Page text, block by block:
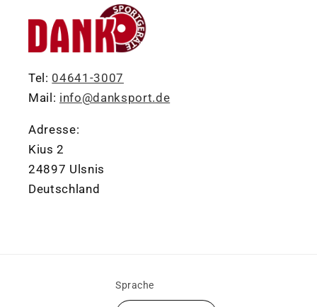
Tel: 04641-3007
Mail: info@danksport.de
Adresse:
Kius 2
24897 Ulsnis
Deutschland
Sprache